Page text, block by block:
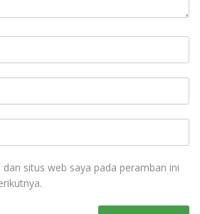
situs web saya pada peramban ini